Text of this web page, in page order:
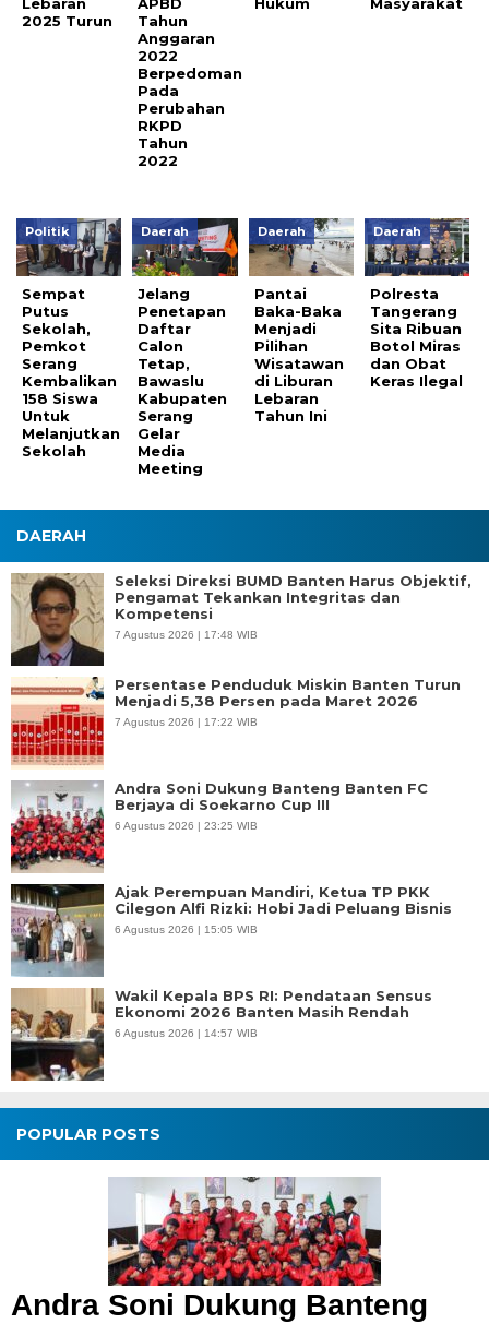
Lebaran
2025 Turun
APBD
Tahun
Anggaran
2022
Berpedoman
Pada
Perubahan
RKPD
Tahun
2022
Hukum Masyarakat
Politik
Sempat
Putus
Sekolah,
Pemkot
Serang
Kembalikan
158 Siswa
Untuk
Melanjutkan
Sekolah
Daerah
Jelang
Penetapan
Daftar
Calon
Tetap,
Bawaslu
Kabupaten
Serang
Gelar
Media
Meeting
Daerah
Pantai
Baka-Baka
Menjadi
Pilihan
Wisatawan
di Liburan
Lebaran
Tahun Ini
Daerah
Polresta
Tangerang
Sita Ribuan
Botol Miras
dan Obat
Keras Ilegal
DAERAH
Seleksi Direksi BUMD Banten Harus Objektif,
Pengamat Tekankan Integritas dan
Kompetensi
7 Agustus 2026 | 17:48 WIB
Persentase Penduduk Miskin Banten Turun
Menjadi 5,38 Persen pada Maret 2026
7 Agustus 2026 | 17:22 WIB
Andra Soni Dukung Banteng Banten FC
Berjaya di Soekarno Cup III
6 Agustus 2026 | 23:25 WIB
Ajak Perempuan Mandiri, Ketua TP PKK
Cilegon Alfi Rizki: Hobi Jadi Peluang Bisnis
6 Agustus 2026 | 15:05 WIB
Wakil Kepala BPS RI: Pendataan Sensus
Ekonomi 2026 Banten Masih Rendah
6 Agustus 2026 | 14:57 WIB
POPULAR POSTS
Andra Soni Dukung Banteng